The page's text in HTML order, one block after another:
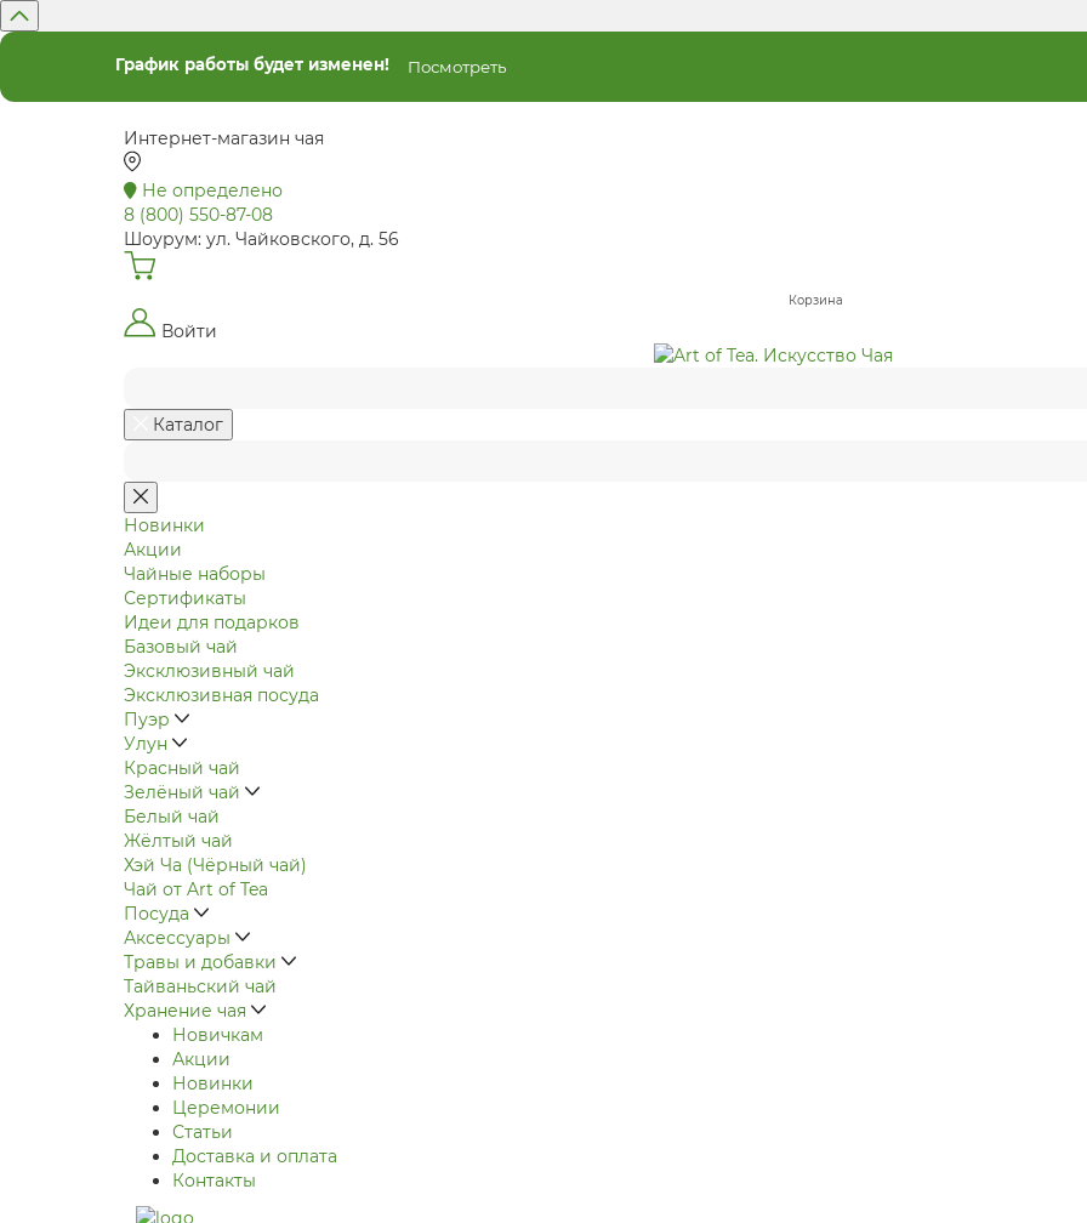
График работы будет изменен! Посмотреть
Интернет-магазин чая
Не определено
8 (800) 550-87-08
Шоурум: ул. Чайковского, д. 56
Корзина
Войти
Каталог
Новинки
Акции
Чайные наборы
Сертификаты
Идеи для подарков
Базовый чай
Эксклюзивный чай
Эксклюзивная посуда
Пуэр
Улун
Красный чай
Зелёный чай
Белый чай
Жёлтый чай
Хэй Ча (Чёрный чай)
Чай от Art of Tea
Посуда
Аксессуары
Травы и добавки
Тайваньский чай
Хранение чая
Новичкам
Акции
Новинки
Церемонии
Статьи
Доставка и оплата
Контакты